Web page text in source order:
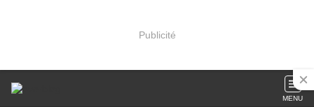
Publicité
MENU